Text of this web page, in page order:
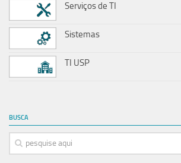
Serviços de TI
Sistemas
TI USP
BUSCA